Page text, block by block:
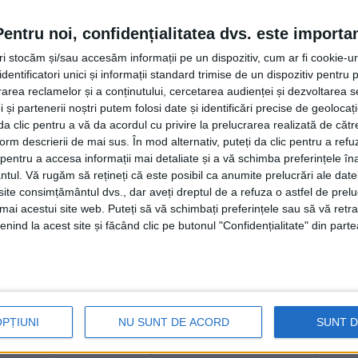
noi, confidențialitatea dvs. este
stocăm și/sau accesăm informații pe un dispozitiv, cum ar fi cookie-
unici și informații standard trimise de un dispozitiv pentru
reclamelor și a conținutului, cercetarea audienței și dezvoltarea
și partenerii noștri putem folosi date și identificări precise de
clic pentru a vă da acordul cu privire la prelucrarea realizată de
descrierii de mai sus. În mod alternativ, puteți da clic pentru a
a accesa informații mai detaliate și a vă schimba preferințele
Vă rugăm să rețineți că este posibil ca anumite prelucrări ale
consimțământul dvs., dar aveți dreptul de a refuza o astfel de
acestui site web. Puteți să vă schimbați preferințele sau să vă
la acest site și făcând clic pe butonul "Confidențialitate" din
NU SUNT DE ACORD SUNT
vină cu milioane de euro, fără număr – fără număr.
în care mai toate marile proiecte din România prin
nu se anunță vremuri mai bune. Și vorbim despre
prieten Botoșani la stadionul de acolo, care este
făcut investiții. S-au făcut pentru că acolo există o
Liga a II-a. Valeriu Iftime, patronul echipei, un potent
investiții la arena existentă. În ceea ce privește
Națională de Investiții (CNI), fără un calendar
orașele cu cluburi de tradiție, cum ar fi Constanța
Craiova poate cel mai frumos stadion din România?
unde erau oameni cu influență în plan politic la nivel
religie și unde, cu o scurtă pauză, a existat cel
și Consiliul Județean condus de Gheorghe